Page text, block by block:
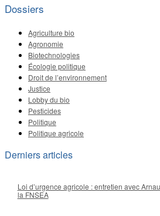
Dossiers
Agriculture bio
Agronomie
Biotechnologies
Écologie politique
Droit de l’environnement
Justice
Lobby du bio
Pesticides
Politique
Politique agricole
Derniers articles
Loi d’urgence agricole : entretien avec
la FNSEA